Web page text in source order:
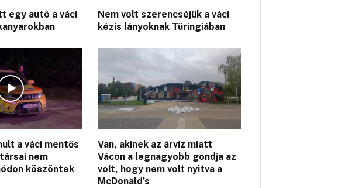
egy autó a váci
Nem volt szerencséjük a váci
kézis lányoknak Türingiában
a váci mentős
nem
köszöntek
Van, akinek az árvíz miatt
Vácon a legnagyobb gondja az
volt, hogy nem volt nyitva a
McDonald’s